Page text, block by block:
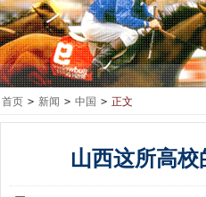
首页 > 新闻 > 中国 > 正文
山西这所高